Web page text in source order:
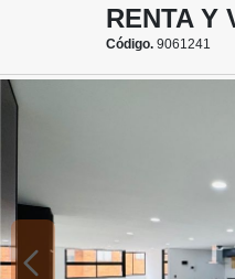
RENTA Y
Código. 9061241